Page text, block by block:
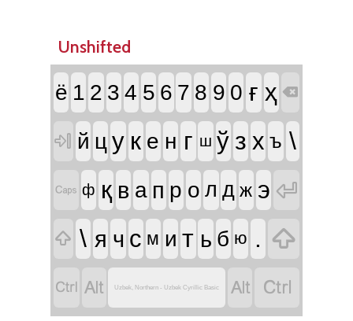
Unshifted
ё 1 2 3 4 5 6 7 8 9 0 ғ ҳ 
 й ц у к е н г ш ў з х ъ \
 ф қ в а п р о л д ж э 
 \ я ч с м и т ь б ю . 
  Uzbek, Northern - Uzbek Cyrillic Basic  